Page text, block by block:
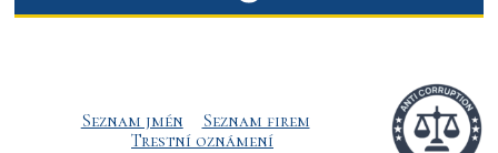
Seznam jmén
Seznam firem
Trestní oznámení